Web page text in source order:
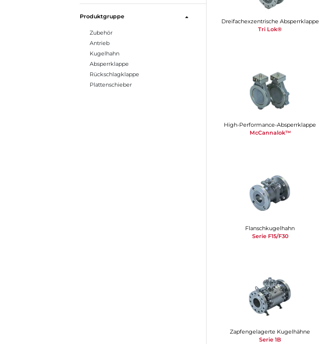
Produktgruppe
Zubehör
Antrieb
Kugelhahn
Absperrklappe
Rückschlagklappe
Plattenschieber
Dreifachexzentrische Absperrklappe
Tri Lok®
High-Performance-Absperrklappe
McCannalok™
Flanschkugelhahn
Serie F15/F30
Zapfengelagerte Kugelhähne
Serie 1B